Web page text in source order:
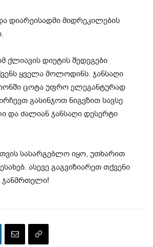
დიარეისადმი მიდრეკილების
ქლიავის დიეტის შედეგები
ყველა მოლოდინს. ჯანსაღი
ცოტა უფრო ელეგანტურად
გასინჯოთ ნიგვზით სავსე
და ძალიან ჯანსაღი დესერტი
სასარგებლო იყო, უთხარით
ასევე გაგვიზიარეთ თქვენი
ჯანმრთელი!